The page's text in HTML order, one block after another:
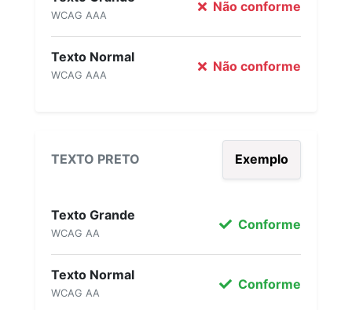
WCAG AAA
Não conforme
Texto Normal
WCAG AAA
Não conforme
TEXTO PRETO Exemplo
Texto Grande
WCAG AA
Conforme
Texto Normal
WCAG AA
Conforme